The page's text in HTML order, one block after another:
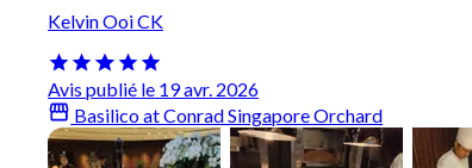
Kelvin Ooi CK
Avis publié le 19 avr. 2026
Basilico at Conrad Singapore Orchard